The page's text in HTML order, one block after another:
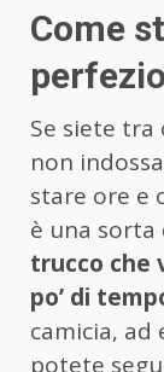
Come
Se siete
non
stare ore e
è una sorta
trucco che
po’ di
camicia, ad
potete